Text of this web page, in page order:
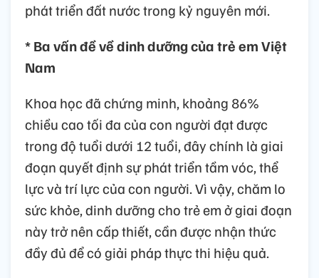
phát triển đất nước trong kỷ nguyên mới.
* Ba vấn đề về dinh dưỡng của trẻ em Việt
Nam
Khoa học đã chứng minh, khoảng 86%
chiều cao tối đa của con người đạt được
trong độ tuổi dưới 12 tuổi, đây chính là giai
đoạn quyết định sự phát triển tầm vóc, thể
lực và trí lực của con người. Vì vậy, chăm lo
sức khỏe, dinh dưỡng cho trẻ em ở giai đoạn
này trở nên cấp thiết, cần được nhận thức
đầy đủ để có giải pháp thực thi hiệu quả.